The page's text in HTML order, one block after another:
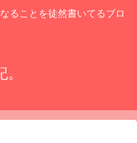
ることを徒然書いてるブロ